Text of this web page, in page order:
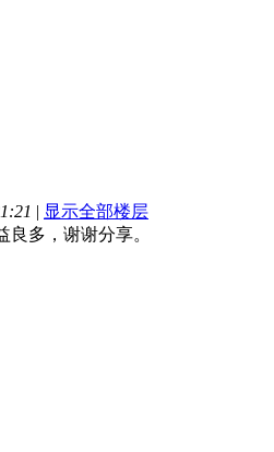
| 显示全部楼层
多，谢谢分享。